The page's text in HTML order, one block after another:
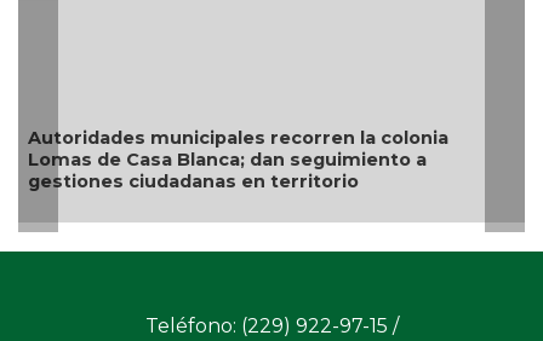
recorren la colonia
dan seguimiento a
en territorio
Teléfono: (229) 922-97-15 /